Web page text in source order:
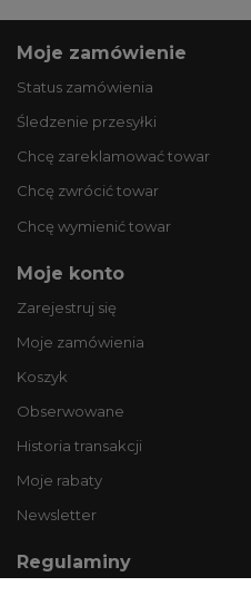
Moje zamówienie
Status zamówienia
Śledzenie przesyłki
Chcę zareklamować towar
Chcę zwrócić towar
Chcę wymienić towar
Moje konto
Zarejestruj się
Moje zamówienia
Koszyk
Obserwowane
Historia transakcji
Moje rabaty
Newsletter
Regulaminy